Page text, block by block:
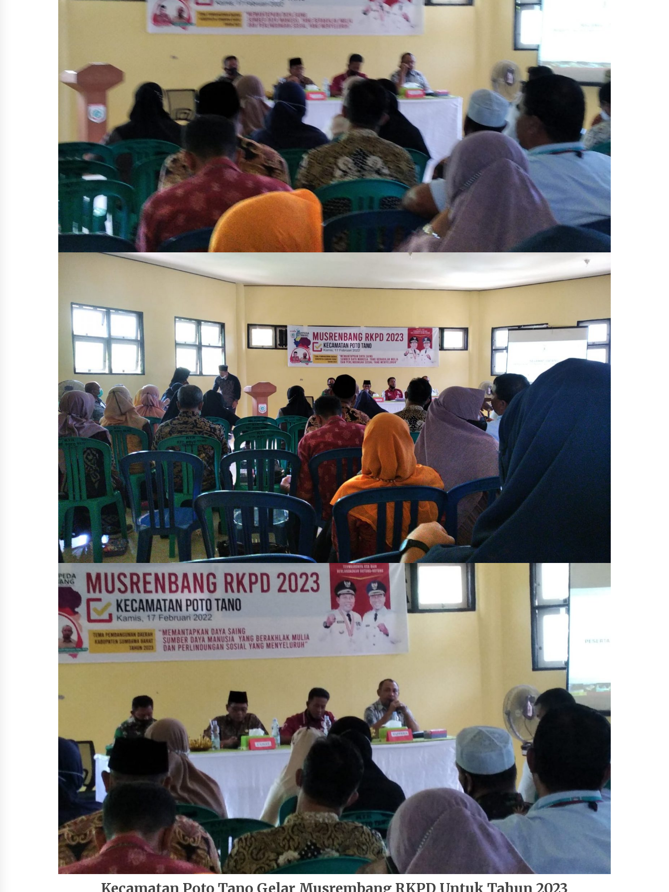
Kecamatan Poto Tano Gelar Musrembang RKPD Untuk Tahun 2023